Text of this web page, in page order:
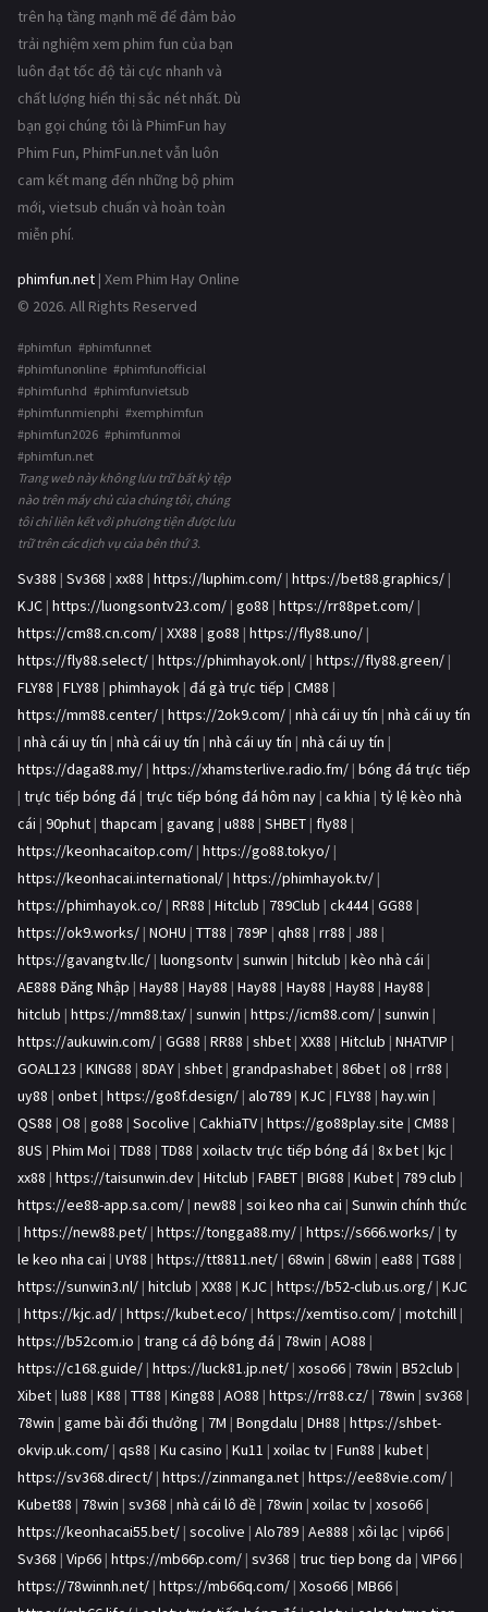
trên hạ tầng mạnh mẽ để đảm bảo
trải nghiệm xem phim fun của bạn
luôn đạt tốc độ tải cực nhanh và
chất lượng hiển thị sắc nét nhất. Dù
bạn gọi chúng tôi là PhimFun hay
Phim Fun, PhimFun.net vẫn luôn
cam kết mang đến những bộ phim
mới, vietsub chuẩn và hoàn toàn
miễn phí.
phimfun.net | Xem Phim Hay Online
© 2026. All Rights Reserved
#phimfun #phimfunnet
#phimfunonline #phimfunofficial
#phimfunhd #phimfunvietsub
#phimfunmienphi #xemphimfun
#phimfun2026 #phimfunmoi
#phimfun.net
Trang web này không lưu trữ bất kỳ tệp
nào trên máy chủ của chúng tôi, chúng
tôi chỉ liên kết với phương tiện được lưu
trữ trên các dịch vụ của bên thứ 3.
Sv388 | Sv368 | xx88 | https://luphim.com/ | https://bet88.graphics/ |
KJC | https://luongsontv23.com/ | go88 | https://rr88pet.com/ |
https://cm88.cn.com/ | XX88 | go88 | https://fly88.uno/ |
https://fly88.select/ | https://phimhayok.onl/ | https://fly88.green/ |
FLY88 | FLY88 | phimhayok | đá gà trực tiếp | CM88 |
https://mm88.center/ | https://2ok9.com/ | nhà cái uy tín | nhà cái uy tín
| nhà cái uy tín | nhà cái uy tín | nhà cái uy tín | nhà cái uy tín |
https://daga88.my/ | https://xhamsterlive.radio.fm/ | bóng đá trực tiếp
| trực tiếp bóng đá | trực tiếp bóng đá hôm nay | ca khia | tỷ lệ kèo nhà
cái | 90phut | thapcam | gavang | u888 | SHBET | fly88 |
https://keonhacaitop.com/ | https://go88.tokyo/ |
https://keonhacai.international/ | https://phimhayok.tv/ |
https://phimhayok.co/ | RR88 | Hitclub | 789Club | ck444| GG88 |
https://ok9.works/ | NOHU | TT88 | 789P | qh88 | rr88 | J88 |
https://gavangtv.llc/ | luongsontv | sunwin | hitclub | kèo nhà cái |
AE888 Đăng Nhập | Hay88 | Hay88 | Hay88 | Hay88 | Hay88 | Hay88 |
hitclub | https://mm88.tax/ | sunwin | https://icm88.com/ | sunwin |
https://aukuwin.com/ | GG88 | RR88 | shbet | XX88 | Hitclub | NHATVIP |
GOAL123 | KING88 | 8DAY | shbet | grandpashabet | 86bet | o8 | rr88 |
uy88 | onbet | https://go8f.design/ | alo789 | KJC | FLY88 | hay.win |
QS88 | O8 | go88 | Socolive | CakhiaTV | https://go88play.site | CM88 |
8US | Phim Moi | TD88 | TD88 | xoilactv trực tiếp bóng đá | 8x bet | kjc |
xx88 | https://taisunwin.dev | Hitclub | FABET | BIG88 | Kubet | 789 club |
https://ee88-app.sa.com/ | new88 | soi keo nha cai | Sunwin chính thức
| https://new88.pet/ | https://tongga88.my/ | https://s666.works/ | ty
le keo nha cai | UY88 | https://tt8811.net/ | 68win | 68win | ea88 | TG88 |
https://sunwin3.nl/ | hitclub | XX88 | KJC | https://b52-club.us.org/ | KJC
| https://kjc.ad/ | https://kubet.eco/ | https://xemtiso.com/ | motchill |
https://b52com.io | trang cá độ bóng đá | 78win | AO88 |
https://c168.guide/ | https://luck81.jp.net/ | xoso66 | 78win | B52club |
Xibet | lu88 | K88 | TT88 | King88 | AO88 | https://rr88.cz/ | 78win | sv368 |
78win | game bài đổi thưởng | 7M | Bongdalu | DH88 | https://shbet-
okvip.uk.com/ | qs88 | Ku casino | Ku11 | xoilac tv | Fun88 | kubet |
https://sv368.direct/ | https://zinmanga.net | https://ee88vie.com/ |
Kubet88 | 78win | sv368 | nhà cái lô đề | 78win | xoilac tv | xoso66 |
https://keonhacai55.bet/ | socolive | Alo789 | Ae888 | xôi lạc | vip66 |
Sv368 | Vip66 | https://mb66p.com/ | sv368 | truc tiep bong da | VIP66 |
https://78winnh.net/ | https://mb66q.com/ | Xoso66 | MB66 |